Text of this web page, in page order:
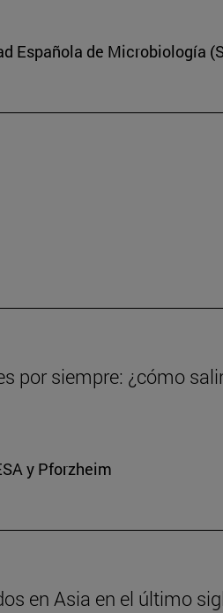
Española de Microbiología
por siempre: ¿cómo
y Pforzheim
en Asia en el último